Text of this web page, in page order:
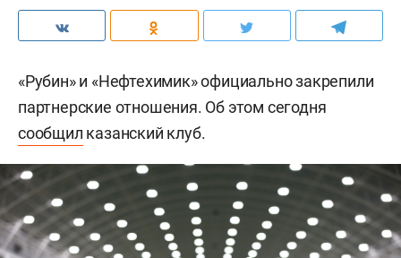
«Рубин» и «Нефтехимик» официально закрепили
партнерские отношения. Об этом сегодня
сообщил казанский клуб.